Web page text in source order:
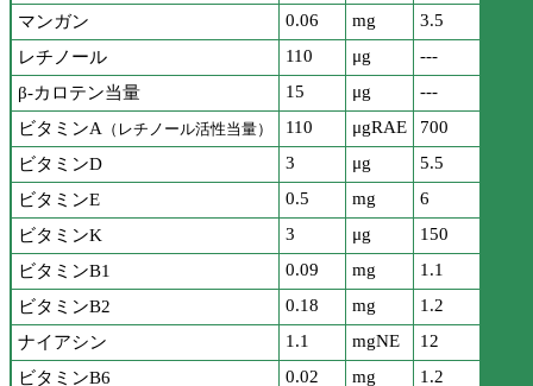
マンガン
0.06 mg
3.5
レチノール
110 μg
---
β-カロテン当量
15 μg
---
ビタミンA （レチノール活性当量） 110 μgRAE
700
ビタミンD
3 μg
5.5
ビタミンE
0.5 mg
6
ビタミンK
3 μg
150
ビタミンB1
0.09 mg
1.1
ビタミンB2
0.18 mg
1.2
ナイアシン
1.1 mgNE
12
ビタミンB6
0.02 mg
1.2